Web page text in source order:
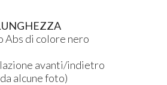
Abs di colore nero
avanti/indietro
alcune foto)